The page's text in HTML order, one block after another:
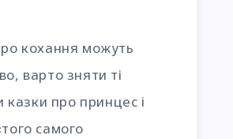
кохання можуть
варто зняти ті
казки про принцес і
самого